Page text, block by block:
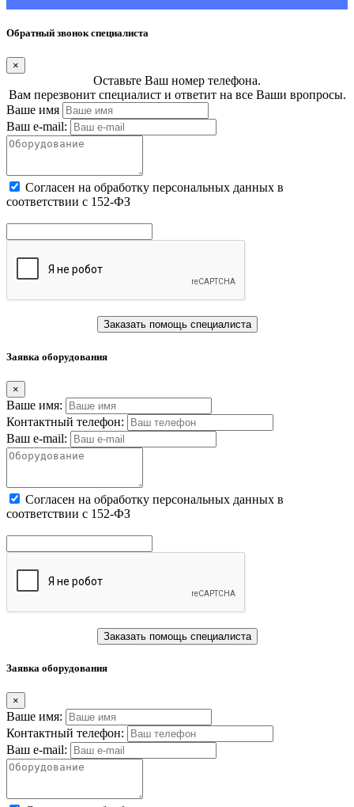
Обратный звонок специалиста
×
Оставьте Ваш номер телефона.
Вам перезвонит специалист и ответит на все Ваши вропросы.
Ваше имя
Ваш e-mail:
Cогласен на обработку персональных данных в
соответствии с 152-ФЗ
Заказать помощь специалиста
Заявка оборудования
×
Ваше имя:
Контактный телефон:
Ваш e-mail:
Cогласен на обработку персональных данных в
соответствии с 152-ФЗ
Заказать помощь специалиста
Заявка оборудования
×
Ваше имя:
Контактный телефон:
Ваш e-mail: